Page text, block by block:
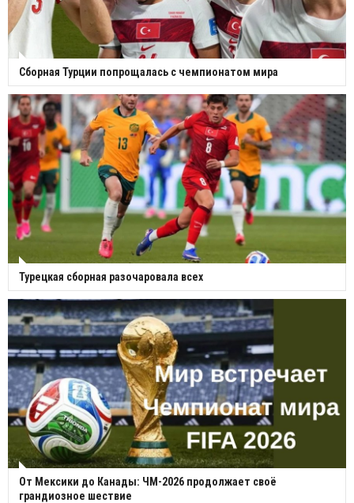
Сборная Турции попрощалась с чемпионатом мира
Турецкая сборная разочаровала всех
От Мексики до Канады: ЧМ-2026 продолжает своё
грандиозное шествие